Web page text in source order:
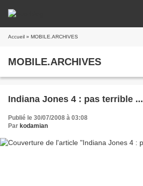
Accueil » MOBILE.ARCHIVES
MOBILE.ARCHIVES
Indiana Jones 4 : pas terrible ...
Publié le 30/07/2008 à 03:08
Par kodamian